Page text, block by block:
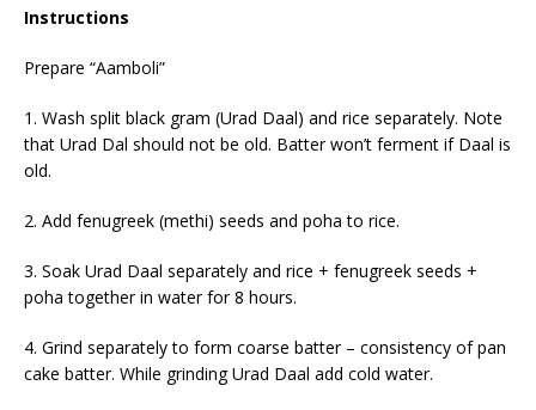
Instructions
Prepare “Aamboli”
1. Wash split black gram (Urad Daal) and rice separately. Note
that Urad Dal should not be old. Batter won’t ferment if Daal is
old.
2. Add fenugreek (methi) seeds and poha to rice.
3. Soak Urad Daal separately and rice + fenugreek seeds +
pohatogetherin water for 8 hours.
4. Grind separately to form coarse batter – consistency of pan
cake batter. While grinding Urad Daal add cold water.